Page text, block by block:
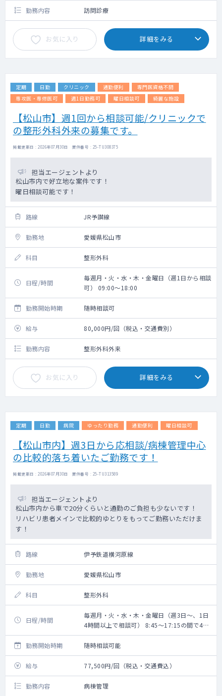
勤務内容 訪問診療
お気に入り 詳細をみる
定期 日勤 クリニック 通勤便利
専門医資格不問
専攻医・専修医可
週1日勤務可 曜日相談可 綺麗な施設
【松山市】週1回から相談可能/クリニックで
の整形外科外来の募集です。
掲載更新日 : 2026年07月30日 案件番号 : 25-TU308375
担当エージェントより
松山市内で好立地な案件です！
曜日相談可能です！
路線 JR予讃線
勤務地 愛媛県松山市
科目 整形外科
日程/時間
毎週月・火・水・木・金曜日（週1日から相談
可） 09:00～18:00
勤務開始時期 随時相談可
給与 80,000円/回（税込・交通費別）
勤務内容 整形外科外来
お気に入り 詳細をみる
定期 日勤 病院 ゆったり勤務 通勤便利 曜日相談可
【松山市内】週3日から応相談/病棟管理中心
の比較的落ち着いたご勤務です！
掲載更新日 : 2026年07月30日 案件番号 : 25-TU313589
担当エージェントより
松山市内から車で20分くらいと通勤のご負担も少ないです！
リハビリ患者メインで比較的ゆとりをもってご勤務いただけま
す！
路線 伊予鉄道横河原線
勤務地 愛媛県松山市
科目 整形外科
日程/時間
毎週月・火・水・木・金曜日（週3日～、1日
4時間以上で相談可） 8:45～17:15の間で4時
間以上から相談可
勤務開始時期
随時相談可能
給与 77,500円/回（税込・交通費込）
勤務内容 病棟管理